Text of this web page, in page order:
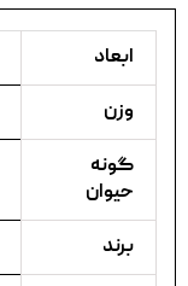
ابعاد
وزن
گونه
حیوان
برند